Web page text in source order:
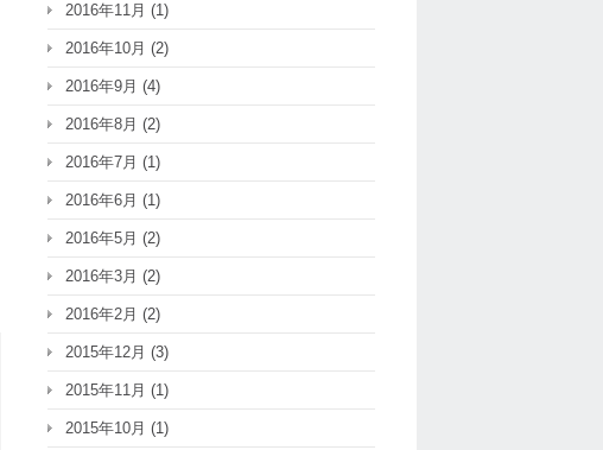
2016年11月 (1)
2016年10月 (2)
2016年9月 (4)
2016年8月 (2)
2016年7月 (1)
2016年6月 (1)
2016年5月 (2)
2016年3月 (2)
2016年2月 (2)
2015年12月 (3)
2015年11月 (1)
2015年10月 (1)